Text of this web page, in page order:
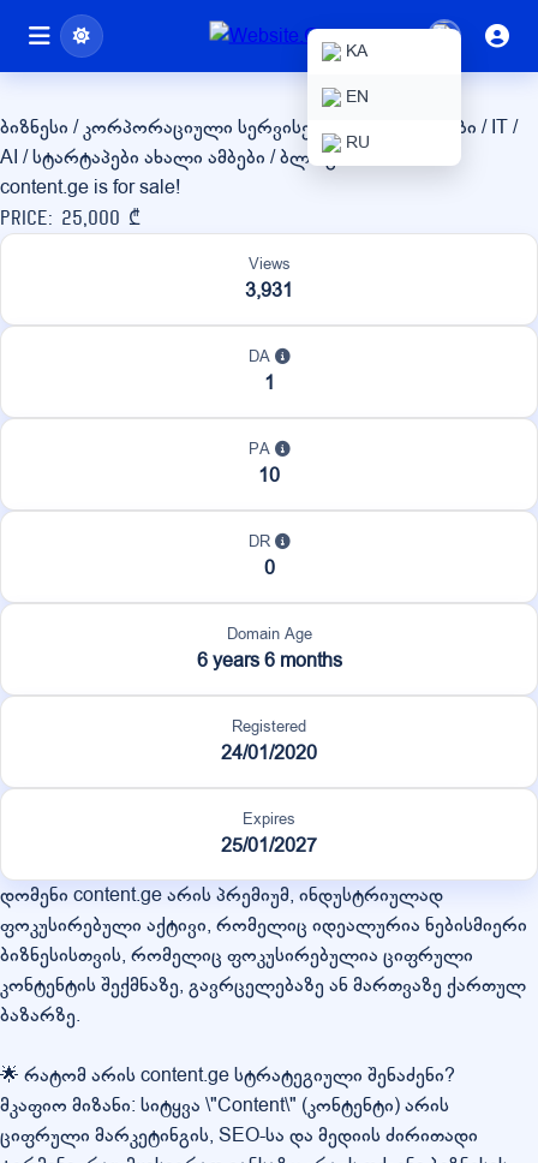
KA
EN
RU
content.ge
ბიზნესი / კორპორაციული სერვისებიტექნოლოგიები / IT /
AI / სტარტაპები ახალი ამბები / ბლოგი
content.ge is for sale!
Price: 25,000 ₾
Views
3,931
DA
1
PA
10
DR
0
Domain Age
6 years 6 months
Registered
24/01/2020
Expires
25/01/2027
დომენი content.ge არის პრემიუმ, ინდუსტრიულად
ფოკუსირებული აქტივი, რომელიც იდეალურია ნებისმიერი
ბიზნესისთვის, რომელიც ფოკუსირებულია ციფრული
კონტენტის შექმნაზე, გავრცელებაზე ან მართვაზე ქართულ
ბაზარზე.
🌟 რატომ არის content.ge სტრატეგიული შენაძენი?
მკაფიო მიზანი: სიტყვა \"Content\" (კონტენტი) არის
ციფრული მარკეტინგის, SEO-სა და მედიის ძირითადი